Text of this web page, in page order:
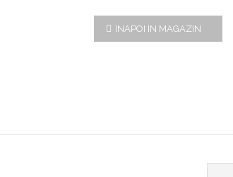
INAPOI IN MAGAZIN